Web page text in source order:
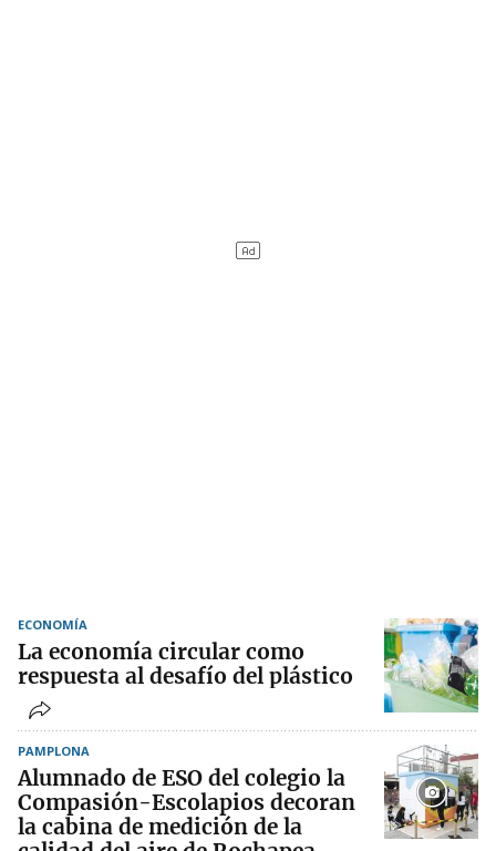
ECONOMÍA
La economía circular como
respuesta al desafío del plástico
PAMPLONA
Alumnado de ESO del colegio la
Compasión-Escolapios decoran
la cabina de medición de la